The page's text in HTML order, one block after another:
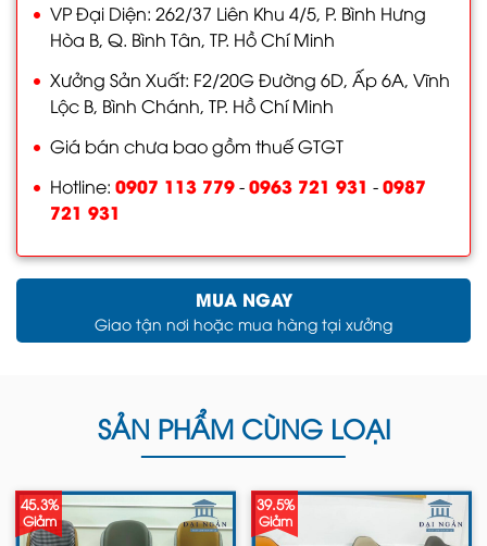
VP Đại Diện: 262/37 Liên Khu 4/5, P. Bình Hưng
Hòa B, Q. Bình Tân, TP. Hồ Chí Minh
Xưởng Sản Xuất: F2/20G Đường 6D, Ấp 6A, Vĩnh
Lộc B, Bình Chánh, TP. Hồ Chí Minh
Giá bán chưa bao gồm thuế GTGT
Hotline: 0907 113 779-0963 721 931 -0987
721 931
MUA NGAY
Giao tận nơi hoặc mua hàng tại xưởng
SẢN PHẨM CÙNG LOẠI
45.3%
Giảm
39.5%
Giảm